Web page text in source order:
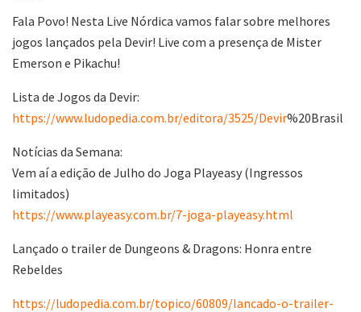
Fala Povo! Nesta Live Nórdica vamos falar sobre melhores
jogos lançados pela Devir! Live com a presença de Mister
Emerson e Pikachu!
Lista de Jogos da Devir:
https://www.ludopedia.com.br/editora/3525/Devir%20Brasil
Notícias da Semana:
Vem aí a edição de Julho do Joga Playeasy (Ingressos
limitados)
https://www.playeasy.com.br/7-joga-playeasy.html
Lançado o trailer de Dungeons & Dragons: Honra entre
Rebeldes
https://ludopedia.com.br/topico/60809/lancado-o-trailer-